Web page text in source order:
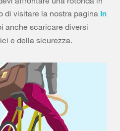
di visitare la nostra pagina In
anche scaricare diversi
e della sicurezza.